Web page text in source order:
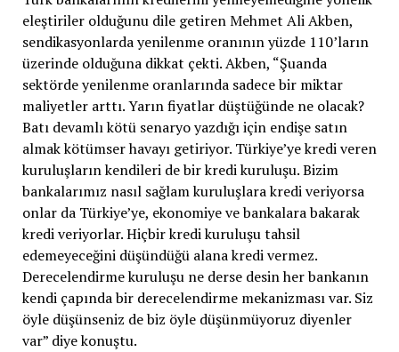
eleştiriler olduğunu dile getiren Mehmet Ali Akben,
sendikasyonlarda yenilenme oranının yüzde 110’ların
üzerinde olduğuna dikkat çekti. Akben, “Şuanda
sektörde yenilenme oranlarında sadece bir miktar
maliyetler arttı. Yarın fiyatlar düştüğünde ne olacak?
Batı devamlı kötü senaryo yazdığı için endişe satın
almak kötümser havayı getiriyor. Türkiye’ye kredi veren
kuruluşların kendileri de bir kredi kuruluşu. Bizim
bankalarımız nasıl sağlam kuruluşlara kredi veriyorsa
onlar da Türkiye’ye, ekonomiye ve bankalara bakarak
kredi veriyorlar. Hiçbir kredi kuruluşu tahsil
edemeyeceğini düşündüğü alana kredi vermez.
Derecelendirme kuruluşu ne derse desin her bankanın
kendi çapında bir derecelendirme mekanizması var. Siz
öyle düşünseniz de biz öyle düşünmüyoruz diyenler
var” diye konuştu.